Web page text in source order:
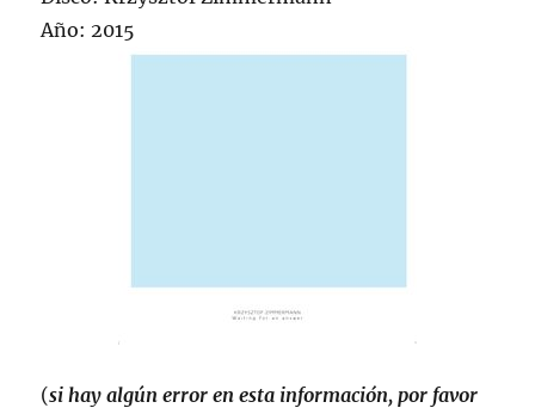
Año: 2015
(si hay algún error en esta información, por favor